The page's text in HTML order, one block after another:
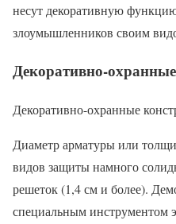
несут декоративную
злоумышленников своим
Декоративно-
Декоративно-охранные
Диаметр арматуры или
видов защиты намного
решеток (1,4 см и более).
специальным инструментом